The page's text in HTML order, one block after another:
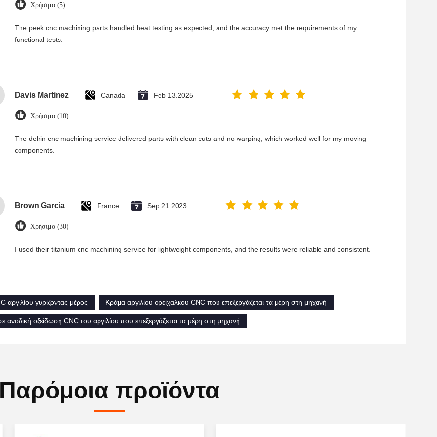
Χρήσιμο (5)
The peek cnc machining parts handled heat testing as expected, and the accuracy met the requirements of my
functional tests.
Davis Martinez Canada Feb 13.2025
Χρήσιμο (10)
The delrin cnc machining service delivered parts with clean cuts and no warping, which worked well for my moving
components.
Brown Garcia France Sep 21.2023
Χρήσιμο (30)
I used their titanium cnc machining service for lightweight components, and the results were reliable and consistent.
αργιλίου γυρίζοντας μέρος Κράμα αργιλίου ορείχαλκου CNC που επεξεργάζεται τα μέρη στη μηχανή
ανοδική οξείδωση CNC του αργιλίου που επεξεργάζεται τα μέρη στη μηχανή
προϊόντα